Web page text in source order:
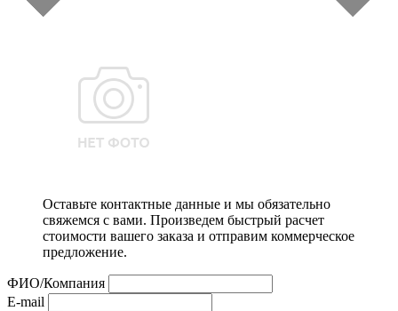
Оставьте контактные данные и мы обязательно
свяжемся с вами. Произведем быстрый расчет
стоимости вашего заказа и отправим коммерческое
предложение.
ФИО/Компания
E-mail